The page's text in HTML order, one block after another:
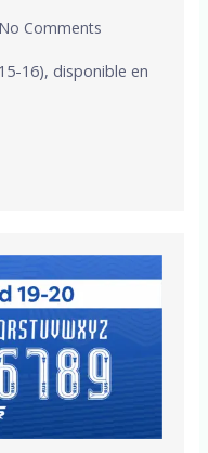
No Comments
16), disponible en